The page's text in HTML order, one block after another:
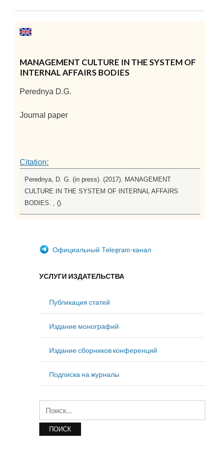
MANAGEMENT CULTURE IN THE SYSTEM OF
INTERNAL AFFAIRS BODIES
Perednya D.G.
Journal paper
Citation:
Perednya, D. G. (in press). (2017). MANAGEMENT
CULTURE IN THE SYSTEM OF INTERNAL AFFAIRS
BODIES.
().
Официальный Telegram-канал
УСЛУГИ ИЗДАТЕЛЬСТВА
Публикация статей
Издание монографий
Издание сборников конференций
Подписка на журналы